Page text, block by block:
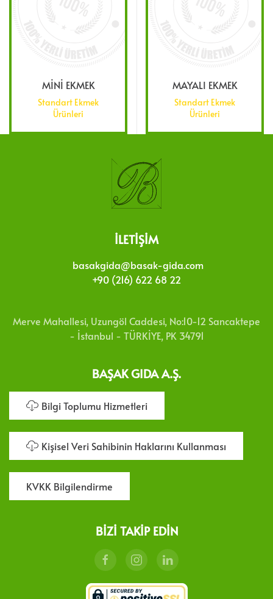
MİNİ EKMEK
Standart Ekmek
Ürünleri
MAYALI EKMEK
Standart Ekmek
Ürünleri
BAŞAK GIDA A.Ş.
Bilgi Toplumu Hizmetleri
Kişisel Veri Sahibinin Haklarını Kullanması
KVKK Bilgilendirme
İLETIŞIM
basakgida@basak-gida.com
+90 (216) 622 68 22
Merve Mahallesi, Uzungöl Caddesi, No:10-12 Sancaktepe
- İstanbul - TÜRKİYE, PK 34791
BIZI TAKIP EDIN